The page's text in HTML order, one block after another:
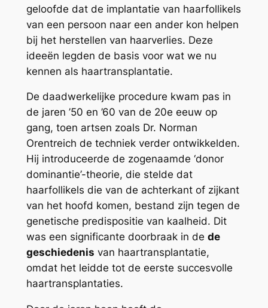
geloofde dat de implantatie van haarfollikels
van een persoon naar een ander kon helpen
bij het herstellen van haarverlies. Deze
ideeën legden de basis voor wat we nu
kennen als haartransplantatie.
De daadwerkelijke procedure kwam pas in
de jaren ’50 en ’60 van de 20e eeuw op
gang, toen artsen zoals Dr. Norman
Orentreich de techniek verder ontwikkelden.
Hij introduceerde de zogenaamde ‘donor
dominantie’-theorie, die stelde dat
haarfollikels die van de achterkant of zijkant
van het hoofd komen, bestand zijn tegen de
genetische predispositie van kaalheid. Dit
was een significante doorbraak in de de
geschiedenis van haartransplantatie,
omdat het leidde tot de eerste succesvolle
haartransplantaties.